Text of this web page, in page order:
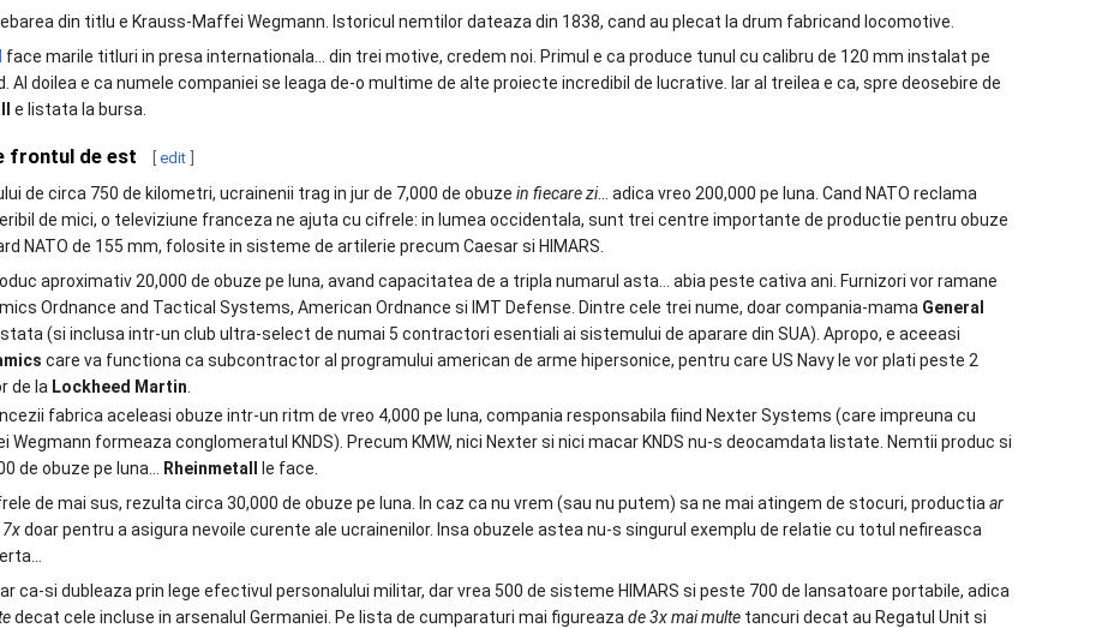
din titlu e Krauss-Maffei Wegmann. Istoricul nemtilor dateaza din 1838, cand au plecat la drum fabricand locomotive.
face marile titluri in presa internationala... din trei motive, credem noi. Primul e ca produce tunul cu calibru de 120 mm instalat pe
Al doilea e ca numele companiei se leaga de-o multime de alte proiecte incredibil de lucrative. Iar al treilea e ca, spre deosebire de
e listata la bursa.
frontul de est edit
de circa 750 de kilometri, ucrainenii trag in jur de 7,000 de obuze in fiecare zi... adica vreo 200,000 pe luna. Cand NATO reclama
de mici, o televiziune franceza ne ajuta cu cifrele: in lumea occidentala, sunt trei centre importante de productie pentru obuze
NATO de 155 mm, folosite in sisteme de artilerie precum Caesar si HIMARS.
aproximativ 20,000 de obuze pe luna, avand capacitatea de a tripla numarul asta… abia peste cativa ani. Furnizori vor ramane
Ordnance and Tactical Systems, American Ordnance si IMT Defense. Dintre cele trei nume, doar compania-mama General
(si inclusa intr-un club ultra-select de numai 5 contractori esentiali ai sistemului de aparare din SUA). Apropo, e aceeasi
care va functiona ca subcontractor al programului american de arme hipersonice, pentru care US Navy le vor plati peste 2
de la Lockheed Martin.
fabrica aceleasi obuze intr-un ritm de vreo 4,000 pe luna, compania responsabila fiind Nexter Systems (care impreuna cu
Wegmann formeaza conglomeratul KNDS). Precum KMW, nici Nexter si nici macar KNDS nu-s deocamdata listate. Nemtii produc si
de obuze pe luna...
Rheinmetall
le face.
de mai sus, rezulta circa 30,000 de obuze pe luna. In caz ca nu vrem (sau nu putem) sa ne mai atingem de stocuri, productia ar
7xdoar pentru a asigura nevoile curente ale ucrainenilor. Insa obuzele astea nu-s singurul exemplu de relatie cu totul nefireasca
ca-si dubleaza prin lege efectivul personalului militar, dar vrea 500 de sisteme HIMARS si peste 700 de lansatoare portabile, adica
decat cele incluse in arsenalul Germaniei. Pe lista de cumparaturi mai figureazade 3x mai multe tancuri decat au Regatul Unit si